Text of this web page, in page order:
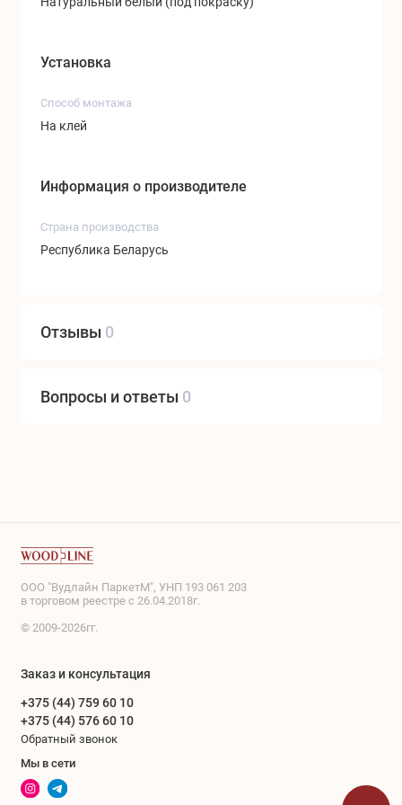
Установка
Способ монтажа
На клей
Информация о производителе
Страна производства
Республика Беларусь
Отзывы 0
Вопросы и ответы 0
ООО "Вудлайн ПаркетМ", УНП 193 061 203
в торговом реестре с 26.04.2018г.
© 2009-2026гг.
Заказ и консультация
+375 (44) 759 60 10
+375 (44) 576 60 10
Обратный звонок
Мы в сети